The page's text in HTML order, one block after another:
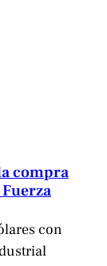
compra
con